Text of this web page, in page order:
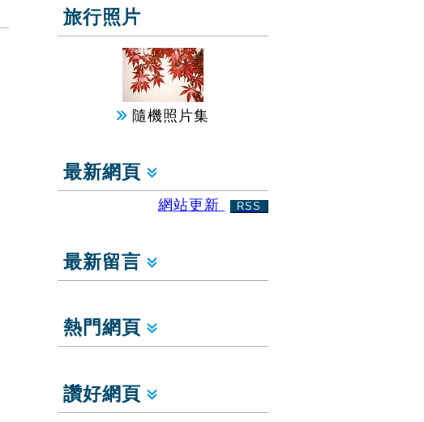
旅行照片
隨機照片集
最新網頁
網站更新 RSS
最新留言
熱門網頁
讚好網頁